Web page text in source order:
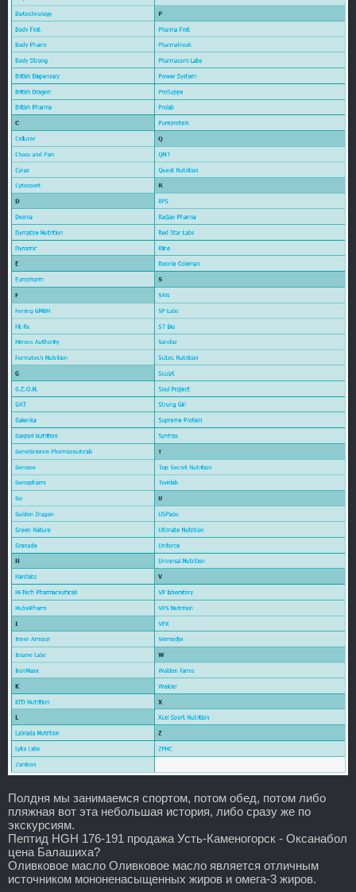
Полдня мы занимаемся спортом, потом обед, потом либо
пляжная вот эта небольшая история, либо сразу же по
экскурсиям.
Пептид HGH 176-191 продажа Усть-Каменогорск - Оксанабол
цена Балашиха?
Оливковое масло Оливковое масло является отличным
источником мононенасыщенных жиров и омега-3 жиров.